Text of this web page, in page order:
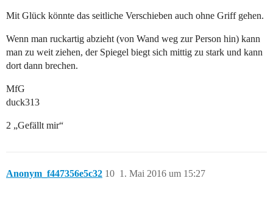
Mit Glück könnte das seitliche Verschieben auch ohne Griff gehen.
Wenn man ruckartig abzieht (von Wand weg zur Person hin) kann
man zu weit ziehen, der Spiegel biegt sich mittig zu stark und kann
dort dann brechen.
MfG
duck313
2 „Gefällt mir“
Anonym_f447356e5c32 1. Mai 2016 um 15:27
10